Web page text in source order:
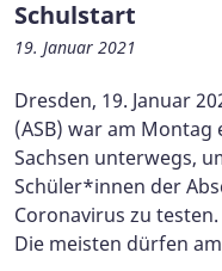
Schulstart
19. Januar 2021
Dresden, 19. Januar
(ASB) war am
Sachsen unterwegs,
Schüler*innen der
Coronavirus zu
Die meisten dürfen